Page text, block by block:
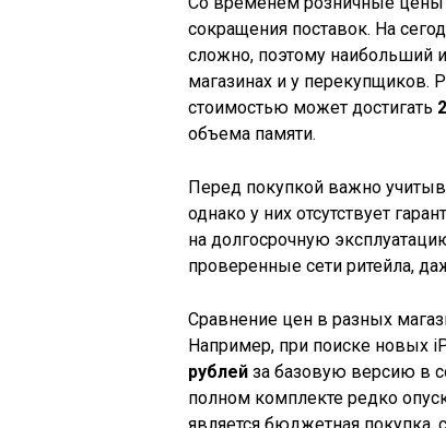
сокращения поставок. На
сложно, поэтому наибольший
магазинах и у перекупщиков.
стоимостью может достигать
объема памяти.
Перед покупкой важно
однако у них отсутствует
на долгосрочную
проверенные сети ритейла,
Сравнение цен в разных
Например, при поиске новых
рублей за базовую версию в
полном комплекте редко